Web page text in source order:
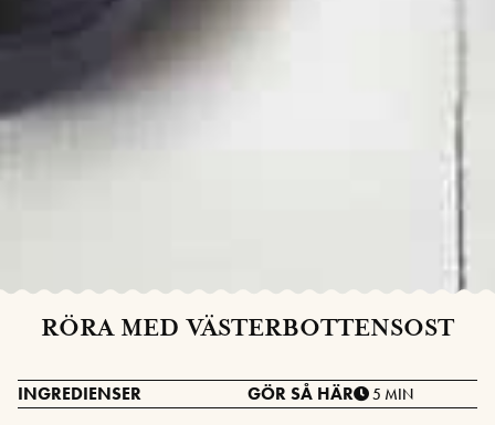
RÖRA MED VÄSTERBOTTENSOST
INGREDIENSER GÖR SÅ HÄR 5 MIN